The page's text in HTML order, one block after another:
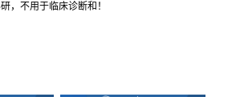
，不用于临床诊断和！